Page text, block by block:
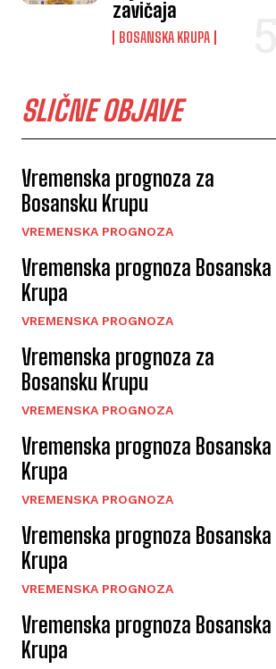
zavičaja
BOSANSKA KRUPA
SLIČNE OBJAVE
Vremenska prognoza za
Bosansku Krupu
VREMENSKA PROGNOZA
Vremenska prognoza Bosanska
Krupa
VREMENSKA PROGNOZA
Vremenska prognoza za
Bosansku Krupu
VREMENSKA PROGNOZA
Vremenska prognoza Bosanska
Krupa
VREMENSKA PROGNOZA
Vremenska prognoza Bosanska
Krupa
VREMENSKA PROGNOZA
Vremenska prognoza Bosanska
Krupa